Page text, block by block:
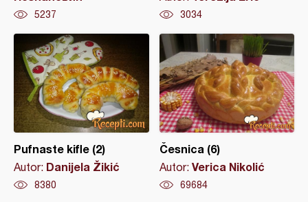
5237 3034
Pufnaste kifle (2)
Autor: Danijela Žikić
8380
Česnica (6)
Autor: Verica Nikolić
69684